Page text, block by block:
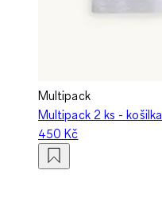
Multipack
Multipack 2 ks - košilka
450 Kč